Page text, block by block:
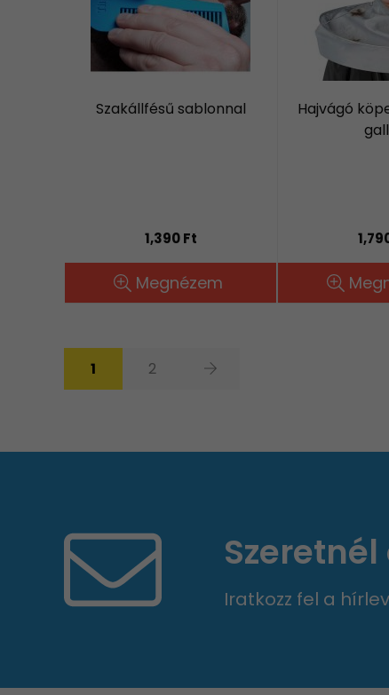
Szakállfésű sablonnal
1,390 Ft
Megnézem
Hajvágó
1 2
Iratkozz fel a